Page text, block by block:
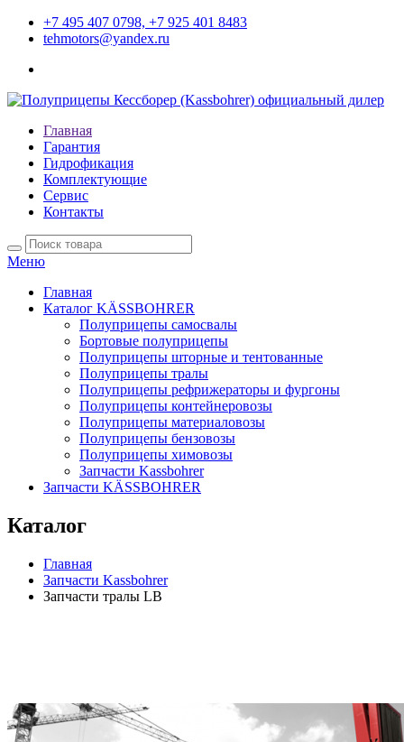
+7 495 407 0798, +7 925 401 8483
tehmotors@yandex.ru
Главная
Гарантия
Гидрофикация
Комплектующие
Сервис
Контакты
Меню
Главная
Каталог KÄSSBOHRER
Полуприцепы самосвалы
Бортовые полуприцепы
Полуприцепы шторные и тентованные
Полуприцепы тралы
Полуприцепы рефрижераторы и фургоны
Полуприцепы контейнеровозы
Полуприцепы материаловозы
Полуприцепы бензовозы
Полуприцепы химовозы
Запчасти Kassbohrer
Запчасти KÄSSBOHRER
Каталог
Главная
Запчасти Kassbohrer
Запчасти тралы LB